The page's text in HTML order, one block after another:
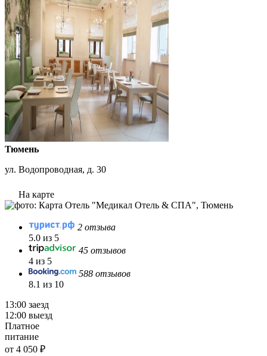
Тюмень
ул. Водопроводная, д. 30
На карте
2 отзыва
5.0 из 5
45 отзывов
4 из 5
588 отзывов
8.1 из 10
13:00 заезд
12:00 выезд
Платное
питание
от 4 050 ₽